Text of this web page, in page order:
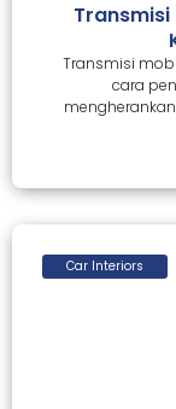
Transmisi
cara
Car Interiors